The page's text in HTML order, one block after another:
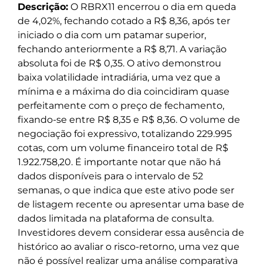
Descrição: O RBRX11 encerrou o dia em queda
de 4,02%, fechando cotado a R$ 8,36, após ter
iniciado o dia com um patamar superior,
fechando anteriormente a R$ 8,71. A variação
absoluta foi de R$ 0,35. O ativo demonstrou
baixa volatilidade intradiária, uma vez que a
mínima e a máxima do dia coincidiram quase
perfeitamente com o preço de fechamento,
fixando-se entre R$ 8,35 e R$ 8,36. O volume de
negociação foi expressivo, totalizando 229.995
cotas, com um volume financeiro total de R$
1.922.758,20. É importante notar que não há
dados disponíveis para o intervalo de 52
semanas, o que indica que este ativo pode ser
de listagem recente ou apresentar uma base de
dados limitada na plataforma de consulta.
Investidores devem considerar essa ausência de
histórico ao avaliar o risco-retorno, uma vez que
não é possível realizar uma análise comparativa